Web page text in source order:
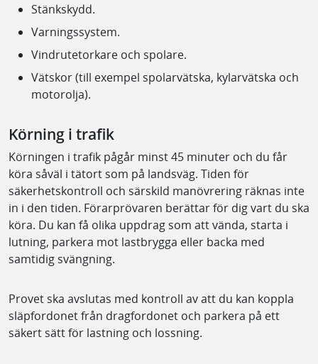
Stänkskydd.
Varningssystem.
Vindrutetorkare och spolare.
Vätskor (till exempel spolarvätska, kylarvätska och
motorolja).
Körning i trafik
Körningen i trafik pågår minst 45 minuter och du får
köra såväl i tätort som på landsväg. Tiden för
säkerhetskontroll och särskild manövrering räknas inte
in i den tiden. Förarprövaren berättar för dig vart du ska
köra. Du kan få olika uppdrag som att vända, starta i
lutning, parkera mot lastbrygga eller backa med
samtidig svängning.
Provet ska avslutas med kontroll av att du kan koppla
släpfordonet från dragfordonet och parkera på ett
säkert sätt för lastning och lossning.